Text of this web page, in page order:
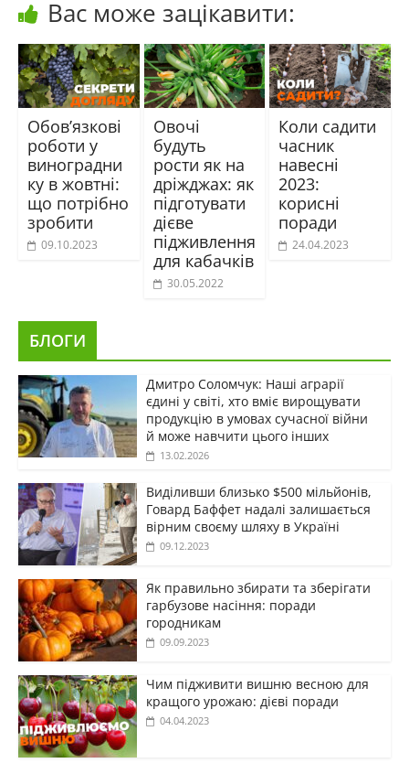
Вас може зацікавити:
Обов’язкові
роботи у
виноградни
ку в жовтні:
що потрібно
зробити
09.10.2023
Овочі
будуть
рости як на
дріжджах: як
підготувати
дієве
підживлення
для кабачків
30.05.2022
Коли садити
часник
навесні
2023:
корисні
поради
24.04.2023
БЛОГИ
Дмитро Соломчук: Наші аграрії
єдині у світі, хто вміє вирощувати
продукцію в умовах сучасної війни
й може навчити цього інших
13.02.2026
Виділивши близько $500 мільйонів,
Говард Баффет надалі залишається
вірним своєму шляху в Україні
09.12.2023
Як правильно збирати та зберігати
гарбузове насіння: поради
городникам
09.09.2023
Чим підживити вишню весною для
кращого урожаю: дієві поради
04.04.2023